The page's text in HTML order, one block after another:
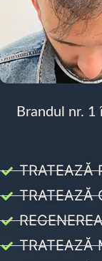
Brandul nr.
TRATEAZĂ
TRATEAZĂ
TRATEAZĂ